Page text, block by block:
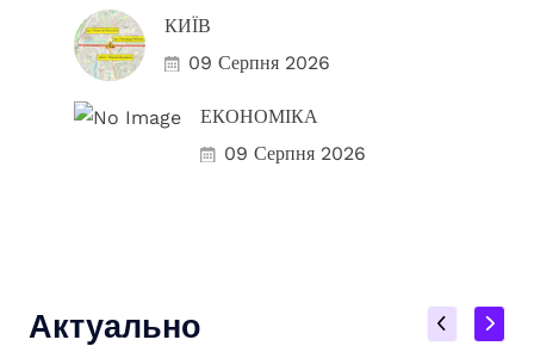
КИЇВ
09 Серпня 2026
ЕКОНОМІКА
09 Серпня 2026
Актуально